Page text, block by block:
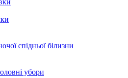
спідньої білизни
убори